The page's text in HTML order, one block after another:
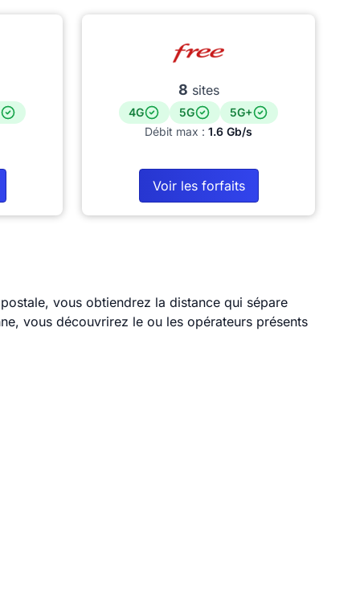
8 sites
4G 5G
5G+
Débit max : 1.6 Gb/s
Voir les forfaits
vous obtiendrez la distance qui sépare
vous découvrirez le ou les opérateurs présents